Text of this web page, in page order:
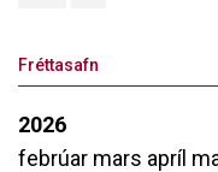
Fréttasafn
2026
febrúar mars apríl